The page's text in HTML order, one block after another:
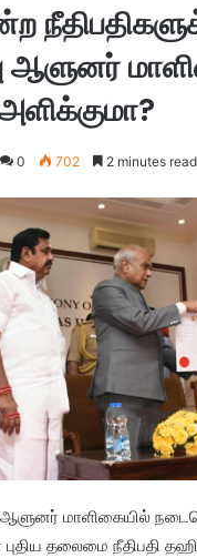
ஆளுனர்
0 702 2 minutes read
மாளிகையில்
தலைமை நீதிபதி